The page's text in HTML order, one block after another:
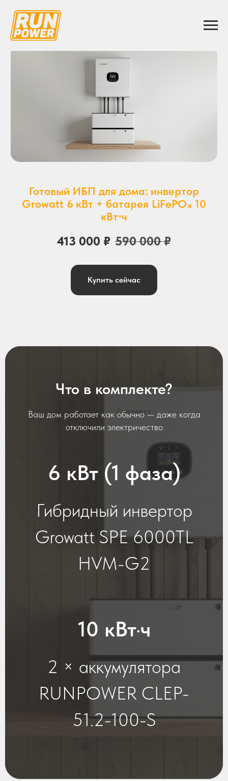
Готовый ИБП для дома: инвертор
Growatt 6 кВт + батарея LiFePO₄ 10
кВт⋅ч
413 000 ₽ 590 000 ₽
Купить сейчас
Что в комплекте?
Ваш дом работает как обычно — даже когда
отключили электричество
6 кВт (1 фаза)
Гибридный инвертор
Growatt SPE 6000TL
HVM-G2
10 кВт·ч
2 × аккумулятора
RUNPOWER CLEP-
51.2-100-S